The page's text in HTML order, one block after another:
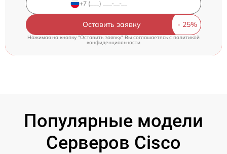
Оставить заявку
Нажимая на кнопку "Оставить заявку" Вы соглашаетесь cполитикой
конфиденциальности
Популярные модели
Серверов Cisco